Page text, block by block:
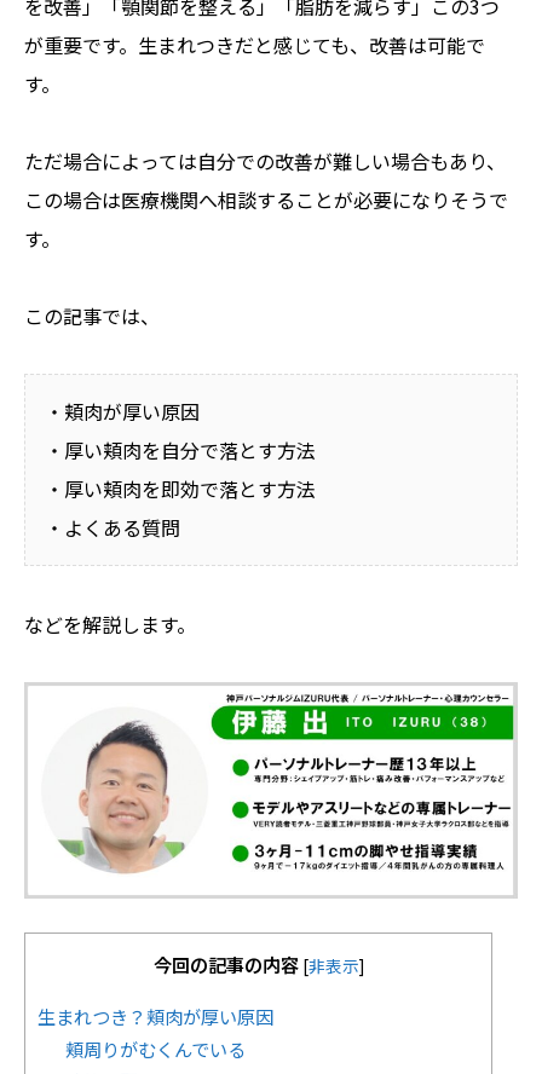
を改善」「顎関節を整える」「脂肪を減らす」この3つ
が重要です。生まれつきだと感じても、改善は可能で
す。
ただ場合によっては自分での改善が難しい場合もあり、
この場合は医療機関へ相談することが必要になりそうで
す。
この記事では、
・頬肉が厚い原因
・厚い頬肉を自分で落とす方法
・厚い頬肉を即効で落とす方法
・よくある質問
などを解説します。
今回の記事の内容 [非表示]
生まれつき？頬肉が厚い原因
頬周りがむくんでいる